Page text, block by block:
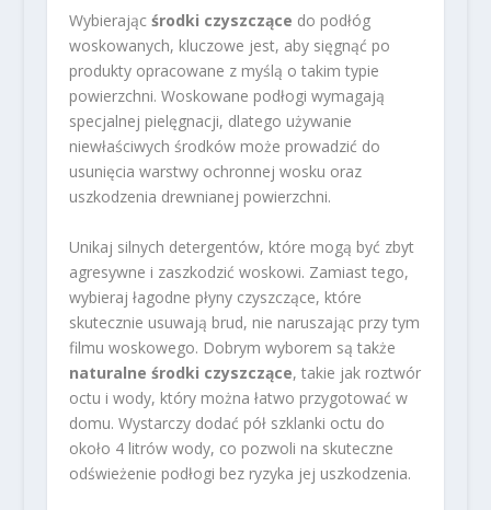
Wybierając środki czyszczące do podłóg
woskowanych, kluczowe jest, aby sięgnąć po
produkty opracowane z myślą o takim typie
powierzchni. Woskowane podłogi wymagają
specjalnej pielęgnacji, dlatego używanie
niewłaściwych środków może prowadzić do
usunięcia warstwy ochronnej wosku oraz
uszkodzenia drewnianej powierzchni.
Unikaj silnych detergentów, które mogą być zbyt
agresywne i zaszkodzić woskowi. Zamiast tego,
wybieraj łagodne płyny czyszczące, które
skutecznie usuwają brud, nie naruszając przy tym
filmu woskowego. Dobrym wyborem są także
naturalne środki czyszczące, takie jak roztwór
octu i wody, który można łatwo przygotować w
domu. Wystarczy dodać pół szklanki octu do
około 4 litrów wody, co pozwoli na skuteczne
odświeżenie podłogi bez ryzyka jej uszkodzenia.